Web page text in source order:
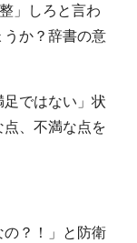
」しろと言わ
か？辞書の意
足ではない」状
、不満な点を
の？！」と防衛